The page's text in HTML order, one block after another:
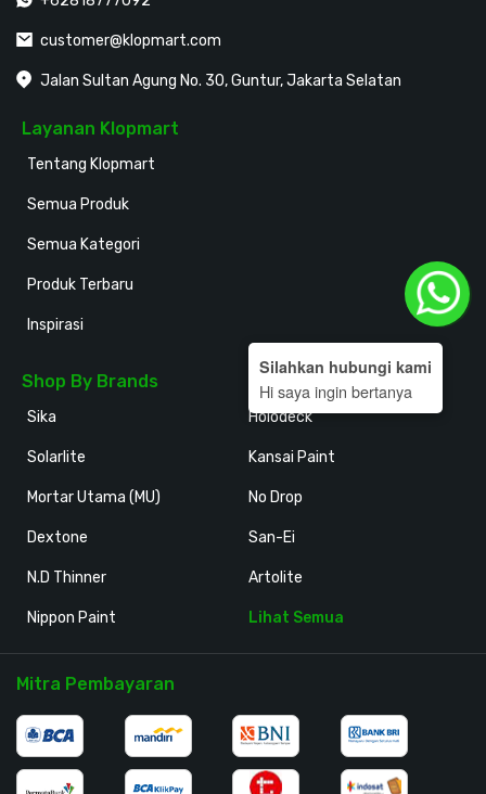
customer@klopmart.com
Jalan Sultan Agung No. 30, Guntur, Jakarta Selatan
Layanan Klopmart
Tentang Klopmart
Semua Produk
Semua Kategori
Produk Terbaru
Inspirasi
Shop By Brands
Sika
Solarlite
Mortar Utama (MU)
Dextone
N.D Thinner
Nippon Paint
Holodeck
Kansai Paint
No Drop
San-Ei
Artolite
Lihat Semua
Mitra Pembayaran
Silahkan hubungi kami
Hi saya ingin bertanya